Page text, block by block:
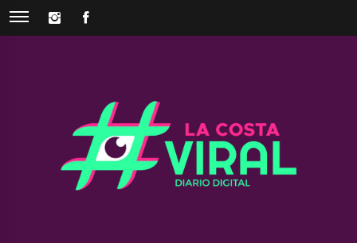
Skip
INSTAGRAM